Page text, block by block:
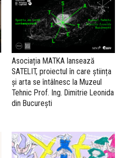
Asociația MATKA lansează
SATELIT, proiectul în care știința
și arta se întâlnesc la Muzeul
Tehnic Prof. Ing. Dimitrie Leonida
din București